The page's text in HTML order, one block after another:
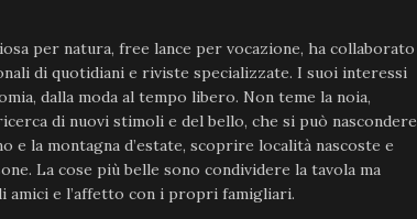
per natura, free lance per vocazione, ha collaborato
di quotidiani e riviste specializzate. I suoi interessi
dalla moda al tempo libero. Non teme la noia,
di nuovi stimoli e del bello, che si può nascondere
e la montagna d’estate, scoprire località nascoste e
La cose più belle sono condividere la tavola ma
amici e l’affetto con i propri famigliari.